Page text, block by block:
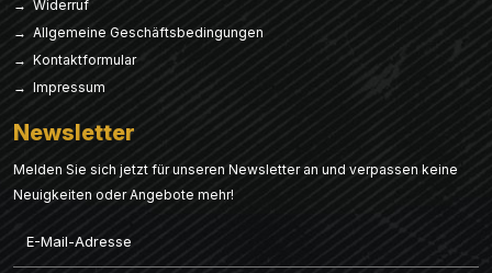
→ Widerruf
→ Allgemeine Geschäftsbedingungen
→ Kontaktformular
→ Impressum
Newsletter
Melden Sie sich jetzt für unseren Newsletter an und verpassen keine
Neuigkeiten oder Angebote mehr!